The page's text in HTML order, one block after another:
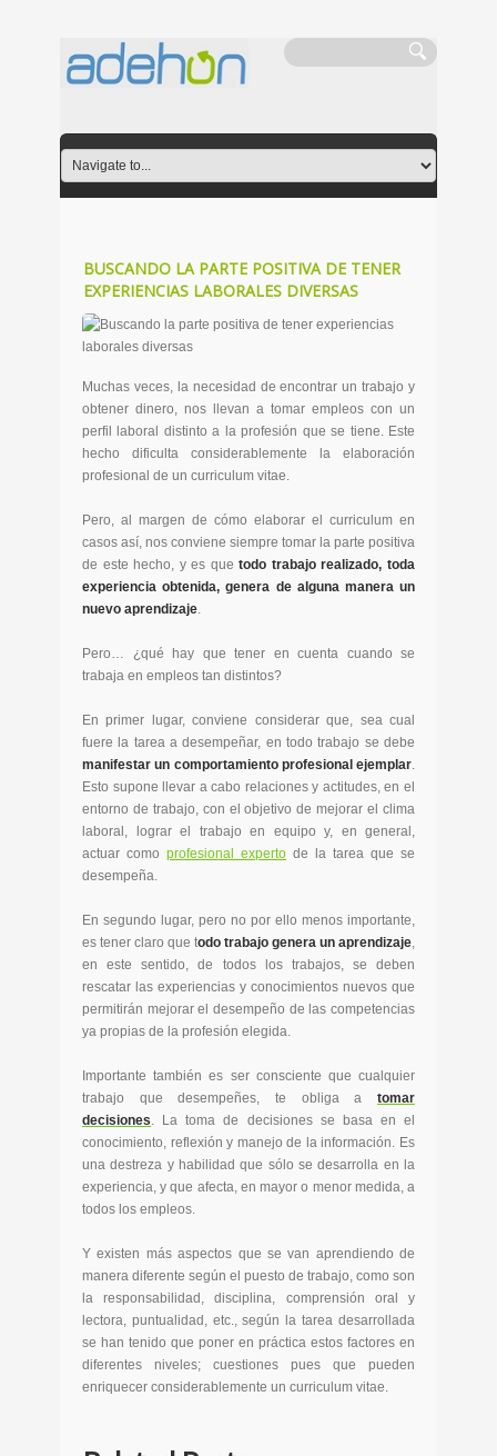
BUSCANDO LA PARTE POSITIVA DE TENER
EXPERIENCIAS LABORALES DIVERSAS
Muchas veces, la necesidad de encontrar un trabajo y
obtener dinero, nos llevan a tomar empleos con un
perfil laboral distinto a la profesión que se tiene. Este
hecho dificulta considerablemente la elaboración
profesional de un curriculum vitae.
Pero, al margen de cómo elaborar el curriculum en
casos así, nos conviene siempre tomar la parte positiva
de este hecho, y es quetodo trabajo realizado, toda
experiencia obtenida, genera de alguna manera un
nuevo aprendizaje.
Pero… ¿qué hay que tener en cuenta cuando se
trabaja en empleos tan distintos?
En primer lugar, conviene considerar que, sea cual
fuere la tarea a desempeñar, en todo trabajo se debe
manifestar un comportamiento profesional ejemplar.
Esto supone llevar a cabo relaciones y actitudes, en el
entorno de trabajo, con el objetivo de mejorar el clima
laboral, lograr el trabajo en equipo y, en general,
actuar como profesional experto de la tarea que se
desempeña.
En segundo lugar, pero no por ello menos importante,
es tener claro que todo trabajo genera un aprendizaje,
en este sentido, de todos los trabajos, se deben
rescatar las experiencias y conocimientos nuevos que
permitirán mejorar el desempeño de las competencias
ya propias de la profesión elegida.
Importante también es ser consciente que cualquier
trabajo que desempeñes, te obliga a tomar
decisiones. La toma de decisiones se basa en el
conocimiento, reflexión y manejo de la información. Es
una destreza y habilidad que sólo se desarrolla en la
experiencia, y que afecta, en mayor o menor medida, a
todos los empleos.
Y existen más aspectos que se van aprendiendo de
manera diferente según el puesto de trabajo, como son
la responsabilidad, disciplina, comprensión oral y
lectora, puntualidad, etc., según la tarea desarrollada
se han tenido que poner en práctica estos factores en
diferentes niveles; cuestiones pues que pueden
enriquecer considerablemente un curriculum vitae.